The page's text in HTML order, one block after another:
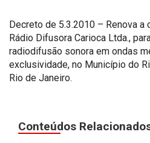
Decreto de 5.3.2010 – Renova a
Rádio Difusora Carioca Ltda.,
radiodifusão sonora em ondas
exclusividade, no Município do
Rio de Janeiro.
Conteúdos